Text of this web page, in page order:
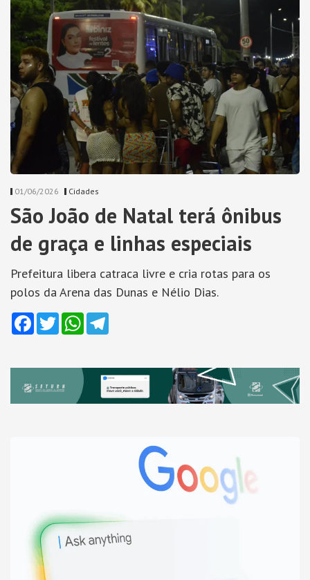
01/06/2026 Cidades
São João de Natal terá ônibus
de graça e linhas especiais
Prefeitura libera catraca livre e cria rotas para os
polos da Arena das Dunas e Nélio Dias.
Facebook
TwitterWhatsApp